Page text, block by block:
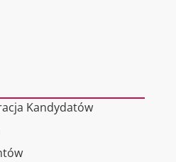
Kandydatów